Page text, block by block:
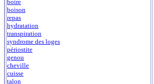
boire
boison
repas
hydratation
transpiration
syndrome des loges
périostite
genou
cheville
cuisse
talon